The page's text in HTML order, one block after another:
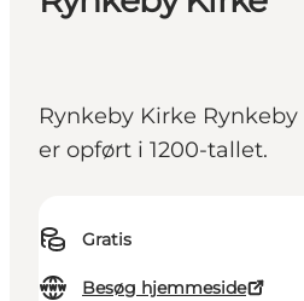
Rynkeby Kirke
er opført i 1200-tallet.
Gratis
Besøg hjemmeside